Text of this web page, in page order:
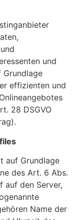
und
Grundlage
effizienten und
28 DSGVO
auf Grundlage
des Art. 6 Abs.
auf den Server,
Name der